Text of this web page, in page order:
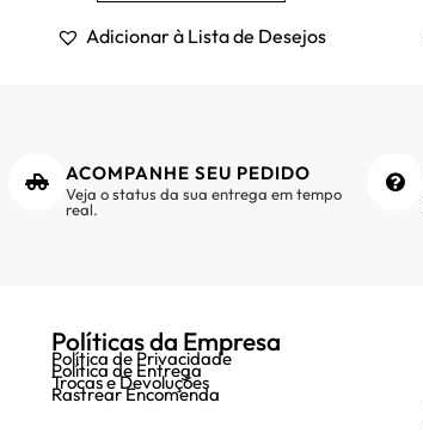
Adicionar à Lista de Desejos
ACOMPANHE SEU PEDIDO
Veja o status da sua entrega em tempo
real.
Políticas da Empresa
Política de Privacidade
Política de Entrega
Trocas e Devoluções
Rastrear Encomenda